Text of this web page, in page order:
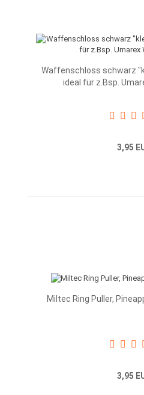
Waffenschloss schwarz
ideal für z.Bsp.
3,95
Miltec Ring Puller,
3,95